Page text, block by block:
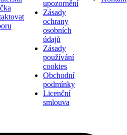
upozornění
Zásady
ochrany
osobních
údajů
Zásady
používání
cookies
Obchodní
podmínky
Licenční
smlouva